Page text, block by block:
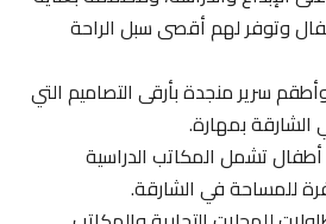
وتوفر لهم أقصى سبل الراحة
سرير منجدة بأرقى التصاميم التي
بمهارة.
تشمل المكاتب الدراسية
للمساحة في الشارقة.